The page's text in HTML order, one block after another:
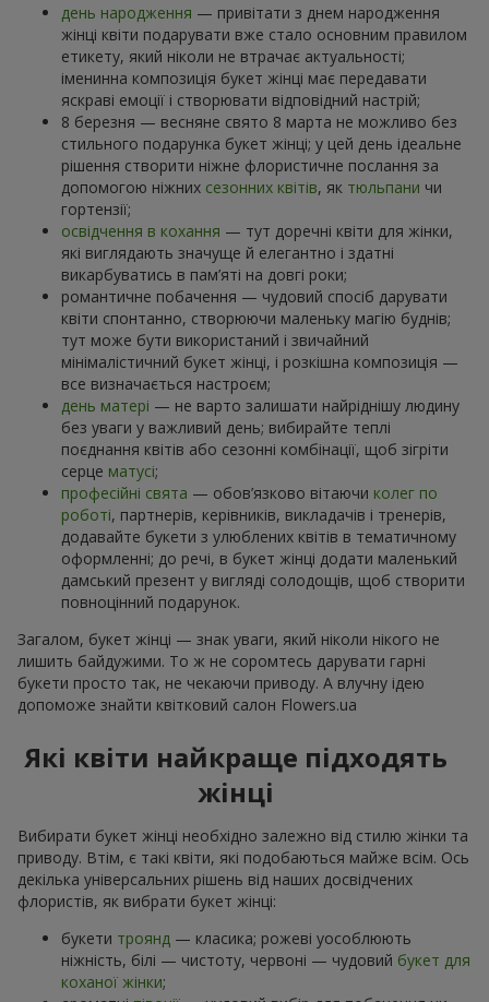
день народження — привітати з днем народження
жінці квіти подарувати вже стало основним правилом
етикету, який ніколи не втрачає актуальності;
іменинна композиція букет жінці має передавати
яскраві емоції і створювати відповідний настрій;
8 березня — весняне свято 8 марта не можливо без
стильного подарунка букет жінці; у цей день ідеальне
рішення створити ніжне флористичне послання за
допомогою ніжних сезонних квітів, як тюльпани чи
гортензії;
освідчення в кохання — тут доречні квіти для жінки,
які виглядають значуще й елегантно і здатні
викарбуватись в пам’яті на довгі роки;
романтичне побачення — чудовий спосіб дарувати
квіти спонтанно, створюючи маленьку магію буднів;
тут може бути використаний і звичайний
мінімалістичний букет жінці, і розкішна композиція —
все визначається настроєм;
день матері — не варто залишати найріднішу людину
без уваги у важливий день; вибирайте теплі
поєднання квітів або сезонні комбінації, щоб зігріти
серце матусі;
професійні свята — обов’язково вітаючи колег по
роботі, партнерів, керівників, викладачів і тренерів,
додавайте букети з улюблених квітів в тематичному
оформленні; до речі, в букет жінці додати маленький
дамський презент у вигляді солодощів, щоб створити
повноцінний подарунок.
Загалом, букет жінці — знак уваги, який ніколи нікого не
лишить байдужими. То ж не соромтесь дарувати гарні
букети просто так, не чекаючи приводу. А влучну ідею
допоможе знайти квітковий салон Flowers.ua
Які квіти найкраще підходять
жінці
Вибирати букет жінці необхідно залежно від стилю жінки та
приводу. Втім, є такі квіти, які подобаються майже всім. Ось
декілька універсальних рішень від наших досвідчених
флористів, як вибрати букет жінці:
букети троянд — класика; рожеві уособлюють
ніжність, білі — чистоту, червоні — чудовий букет для
коханої жінки;